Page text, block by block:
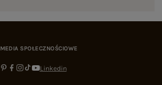
MEDIA SPOŁECZNOŚCIOWE
Linkedin